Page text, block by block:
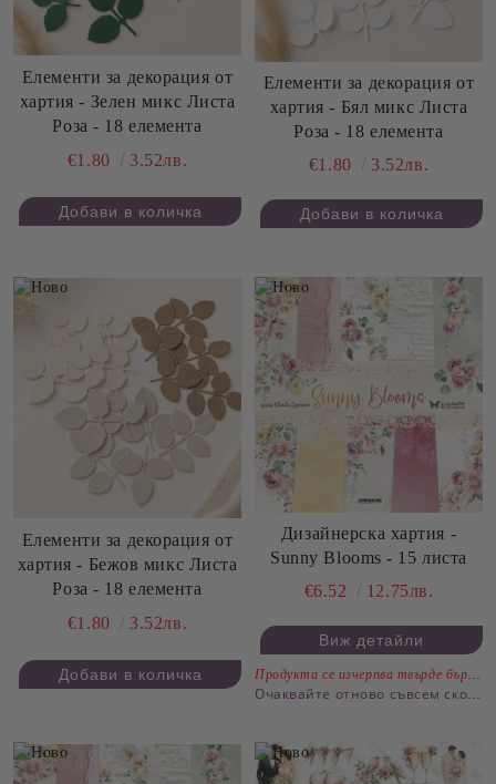
Елементи за декорация от
хартия - Зелен микс Листа
Роза - 18 елемента
€1.80
3.52лв.
Елементи за декорация от
хартия - Бял микс Листа
Роза - 18 елемента
€1.80
3.52лв.
Елементи за декорация от
хартия - Бежов микс Листа
Роза - 18 елемента
€1.80
3.52лв.
Дизайнерскa хартия -
Sunny Blooms - 15 листа
€6.52
12.75лв.
Виж детайли